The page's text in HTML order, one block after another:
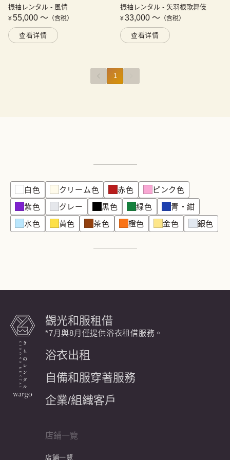
振袖レンタル - 風情
¥55,000 〜 （含稅）
查看详情
振袖レンタル - 矢羽根歌舞伎
¥33,000 〜 （含稅）
查看详情
1
白色 クリーム色 赤色
ピンク色
紫色
グレー 黒色 緑色
青・紺
水色
黄色 茶色 橙色 金色 銀色
觀光和服租借
*7月與8月僅提供浴衣租借服務。
浴衣出租
自備和服穿著服務
企業/組織客戶
店鋪一覽
店鋪一覽